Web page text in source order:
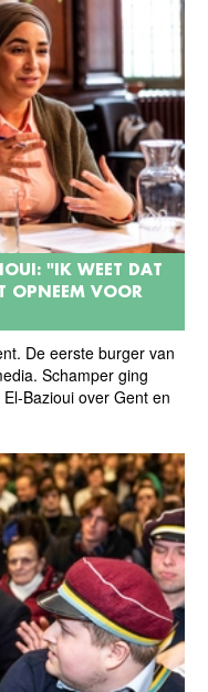
"IK WEET DAT
OPNEEM VOOR
De eerste burger van
Schamper ging
Bazioui over Gent en